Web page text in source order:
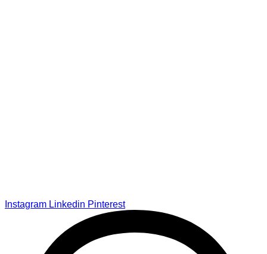
Instagram Linkedin Pinterest